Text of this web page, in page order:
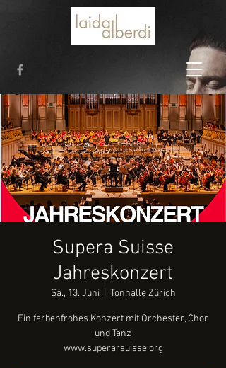
Supera Suisse
Jahreskonzert
Sa., 13. Juni Tonhalle Zürich
Ein farbenfrohes Konzert mit Orchester, Chor
und Tanz
www.superarsuisse.org